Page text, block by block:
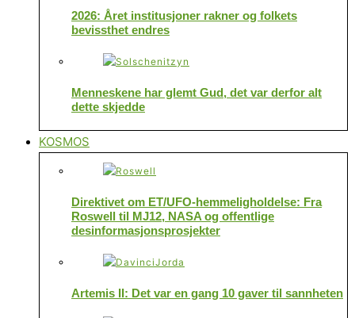
2026: Året institusjoner rakner og folkets
bevissthet endres
Menneskene har glemt Gud, det var derfor alt
dette skjedde
KOSMOS
Direktivet om ET/UFO-hemmeligholdelse: Fra
Roswell til MJ12, NASA og offentlige
desinformasjonsprosjekter
Artemis II: Det var en gang 10 gaver til sannheten